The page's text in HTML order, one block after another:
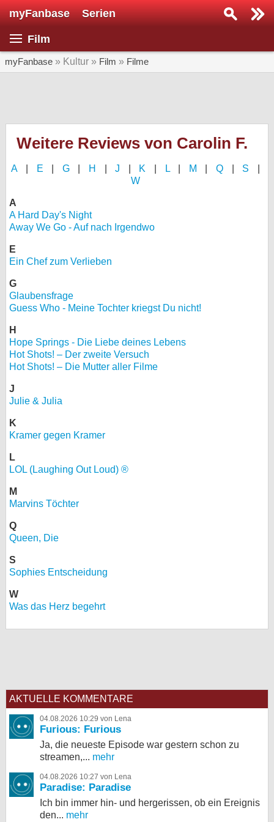
myFanbase Serien
Film
myFanbase » Kultur » Film » Filme
Weitere Reviews von Carolin F.
A E G H |J K L M |Q S
W
A
A Hard Day's Night
Away We Go - Auf nach Irgendwo
E
Ein Chef zum Verlieben
G
Glaubensfrage
Guess Who - Meine Tochter kriegst Du nicht!
H
Hope Springs - Die Liebe deines Lebens
Hot Shots! – Der zweite Versuch
Hot Shots! – Die Mutter aller Filme
J
Julie & Julia
K
Kramer gegen Kramer
L
LOL (Laughing Out Loud) ®
M
Marvins Töchter
Q
Queen, Die
S
Sophies Entscheidung
W
Was das Herz begehrt
AKTUELLE KOMMENTARE
04.08.2026 10:29 von Lena
Furious: Furious
Ja, die neueste Episode war gestern schon zu
streamen,... mehr
04.08.2026 10:27 von Lena
Paradise: Paradise
Ich bin immer hin- und hergerissen, ob ein Ereignis
den... mehr
Serie suchen...
SERIEN
KULTUR
Kontakt